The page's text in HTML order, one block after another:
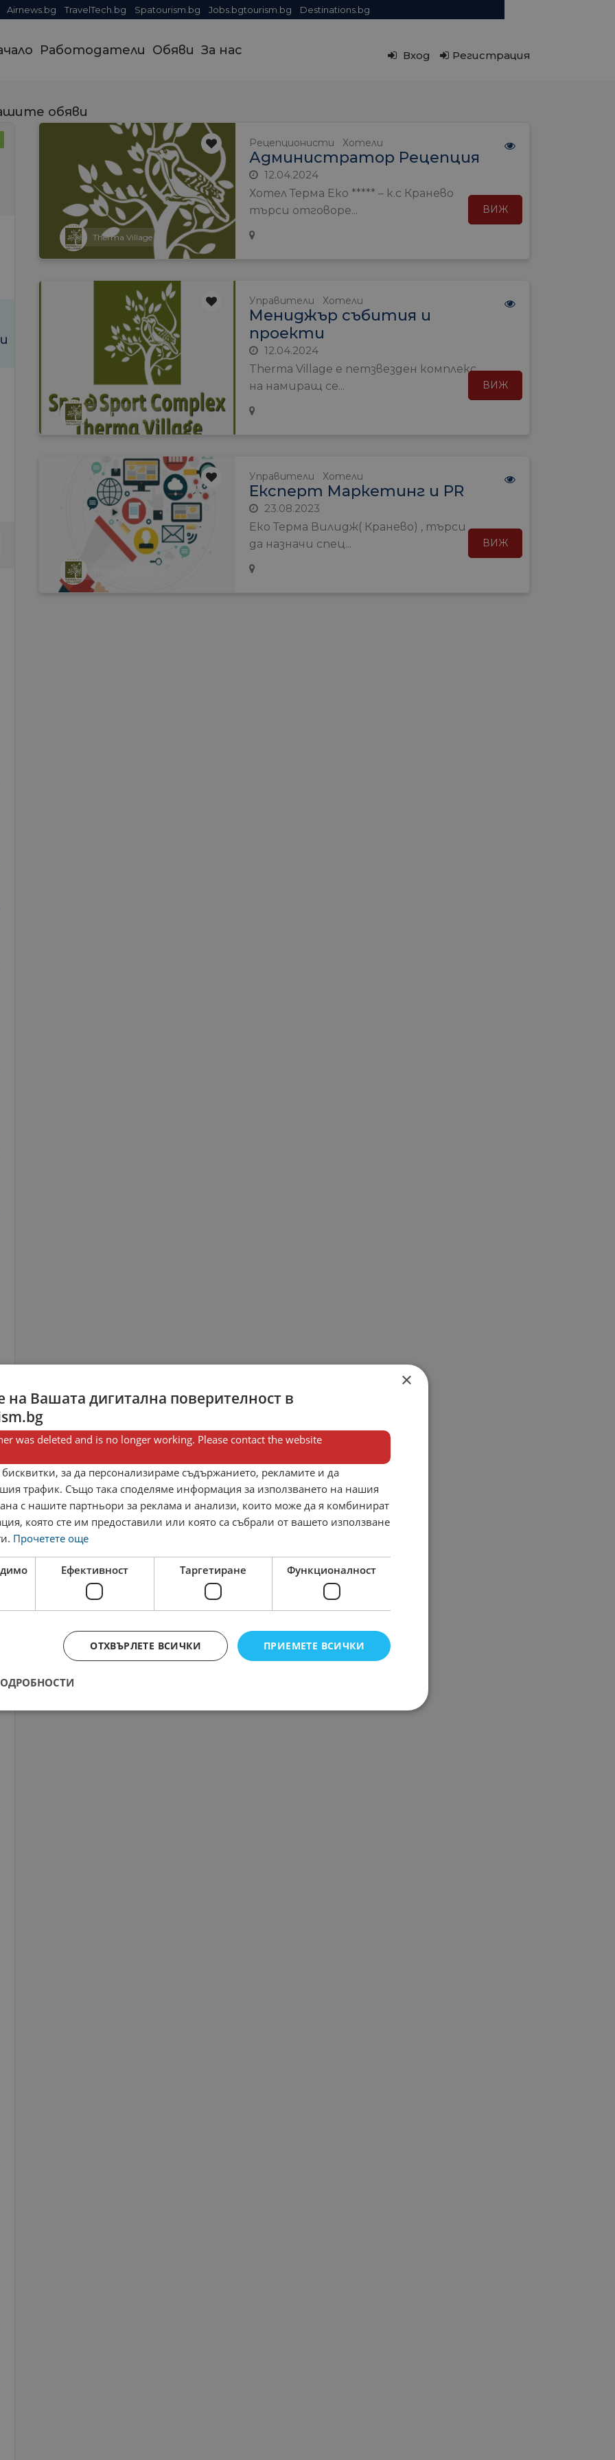
Airnews.bg TravelTech.bg Spatourism.bg Jobs.bgtourism.bg Destinations.bg
Работодатели Обяви За нас
обяви
Вход Регистрация
Therma Village
Рецепционисти Хотели
Администратор Рецепция
12.04.2024
Хотел Терма Еко ***** – к.с Кранево
търси отговоре...
ВИЖ
Therma Village
Управители Хотели
Мениджър събития и
проекти
12.04.2024
Therma Village е петзвезден комплекс
на намиращ се...
ВИЖ
Управители Хотели
Експерт Маркетинг и PR
23.08.2023
Еко Терма Вилидж( Кранево) , търси
да назначи спец...
ВИЖ
×
на Вашата дигитална поверителност в
was deleted and is no longer working. Please contact the website
за да персонализираме съдържанието, рекламите и да
трафик. Също така споделяме информация за използването на нашия
с нашите партньори за реклама и анализи, които може да я комбинират
която сте им предоставили или която са събрали от вашето използване
Прочетете още
Ефективност Таргетиране Функционалност
ПРИЕМЕТЕ ВСИЧКИ
ОТХВЪРЛЕТЕ ВСИЧКИ